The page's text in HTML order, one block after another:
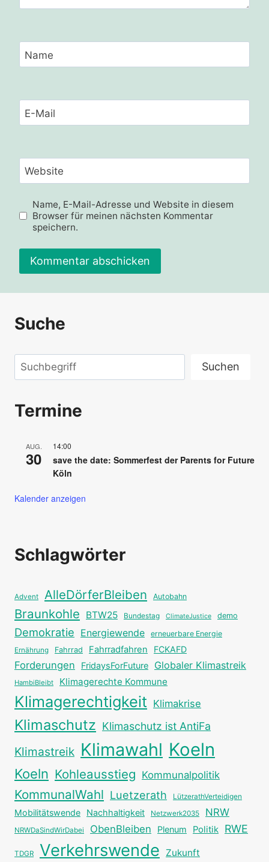
Name
E-Mail
Website
Name, E-Mail-Adresse und Website in diesem
Browser für meinen nächsten Kommentar
speichern.
Alternative:
Suche
Suchen Suchen
Termine
AUG.
30
14:00
save the date: Sommerfest der Parents for Future
Köln
Kalender anzeigen
Schlagwörter
Advent AlleDörferBleiben Autobahn
Braunkohle BTW25 Bundestag ClimateJustice demo
Demokratie Energiewende erneuerbare Energie
Ernährung Fahrrad Fahrradfahren FCKAFD
Forderungen FridaysForFuture Globaler Klimastreik
HambiBleibt Klimagerechte Kommune
Klimagerechtigkeit Klimakrise
Klimaschutz Klimaschutz ist AntiFa
Klimastreik Klimawahl Koeln
Koeln Kohleausstieg Kommunalpolitik
KommunalWahl Luetzerath LützerathVerteidigen
Mobilitätswende Nachhaltigkeit Netzwerk2035 NRW
NRWDaSindWirDabei ObenBleiben Plenum Politik RWE
TDGR Verkehrswende Zukunft